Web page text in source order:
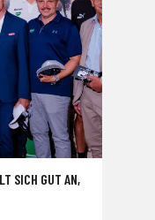
SICH GUT AN,